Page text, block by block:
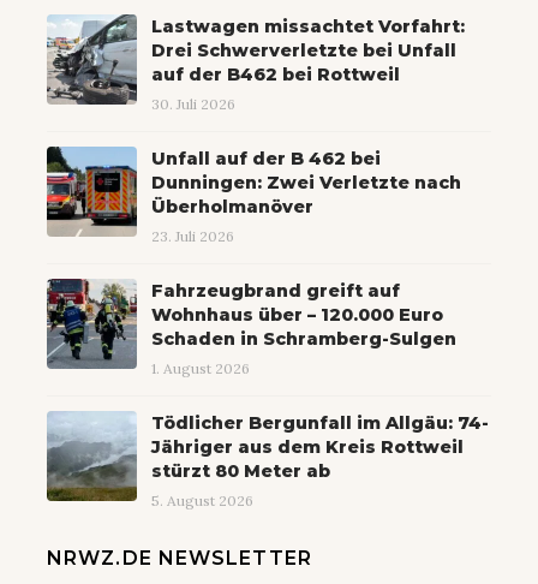
Lastwagen missachtet Vorfahrt:
Drei Schwerverletzte bei Unfall
auf der B462 bei Rottweil
30. Juli 2026
Unfall auf der B 462 bei
Dunningen: Zwei Verletzte nach
Überholmanöver
23. Juli 2026
Fahrzeugbrand greift auf
Wohnhaus über – 120.000 Euro
Schaden in Schramberg-Sulgen
1. August 2026
Tödlicher Bergunfall im Allgäu: 74-
Jähriger aus dem Kreis Rottweil
stürzt 80 Meter ab
5. August 2026
NRWZ.DE NEWSLETTER